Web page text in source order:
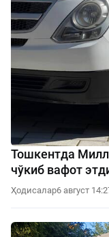
Тошкентда
чўкиб вафот
Ҳодисалар6 август